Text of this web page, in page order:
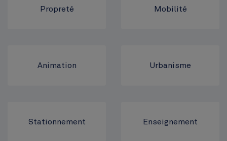
Propreté Mobilité
Animation Urbanisme
Stationnement Enseignement